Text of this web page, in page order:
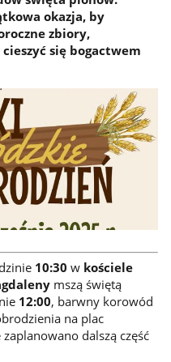
okazja, by
zbiory,
się bogactwem
10:30 w kościele
mszą świętą
12:00, barwny korowód
na plac
zaplanowano dalszą część